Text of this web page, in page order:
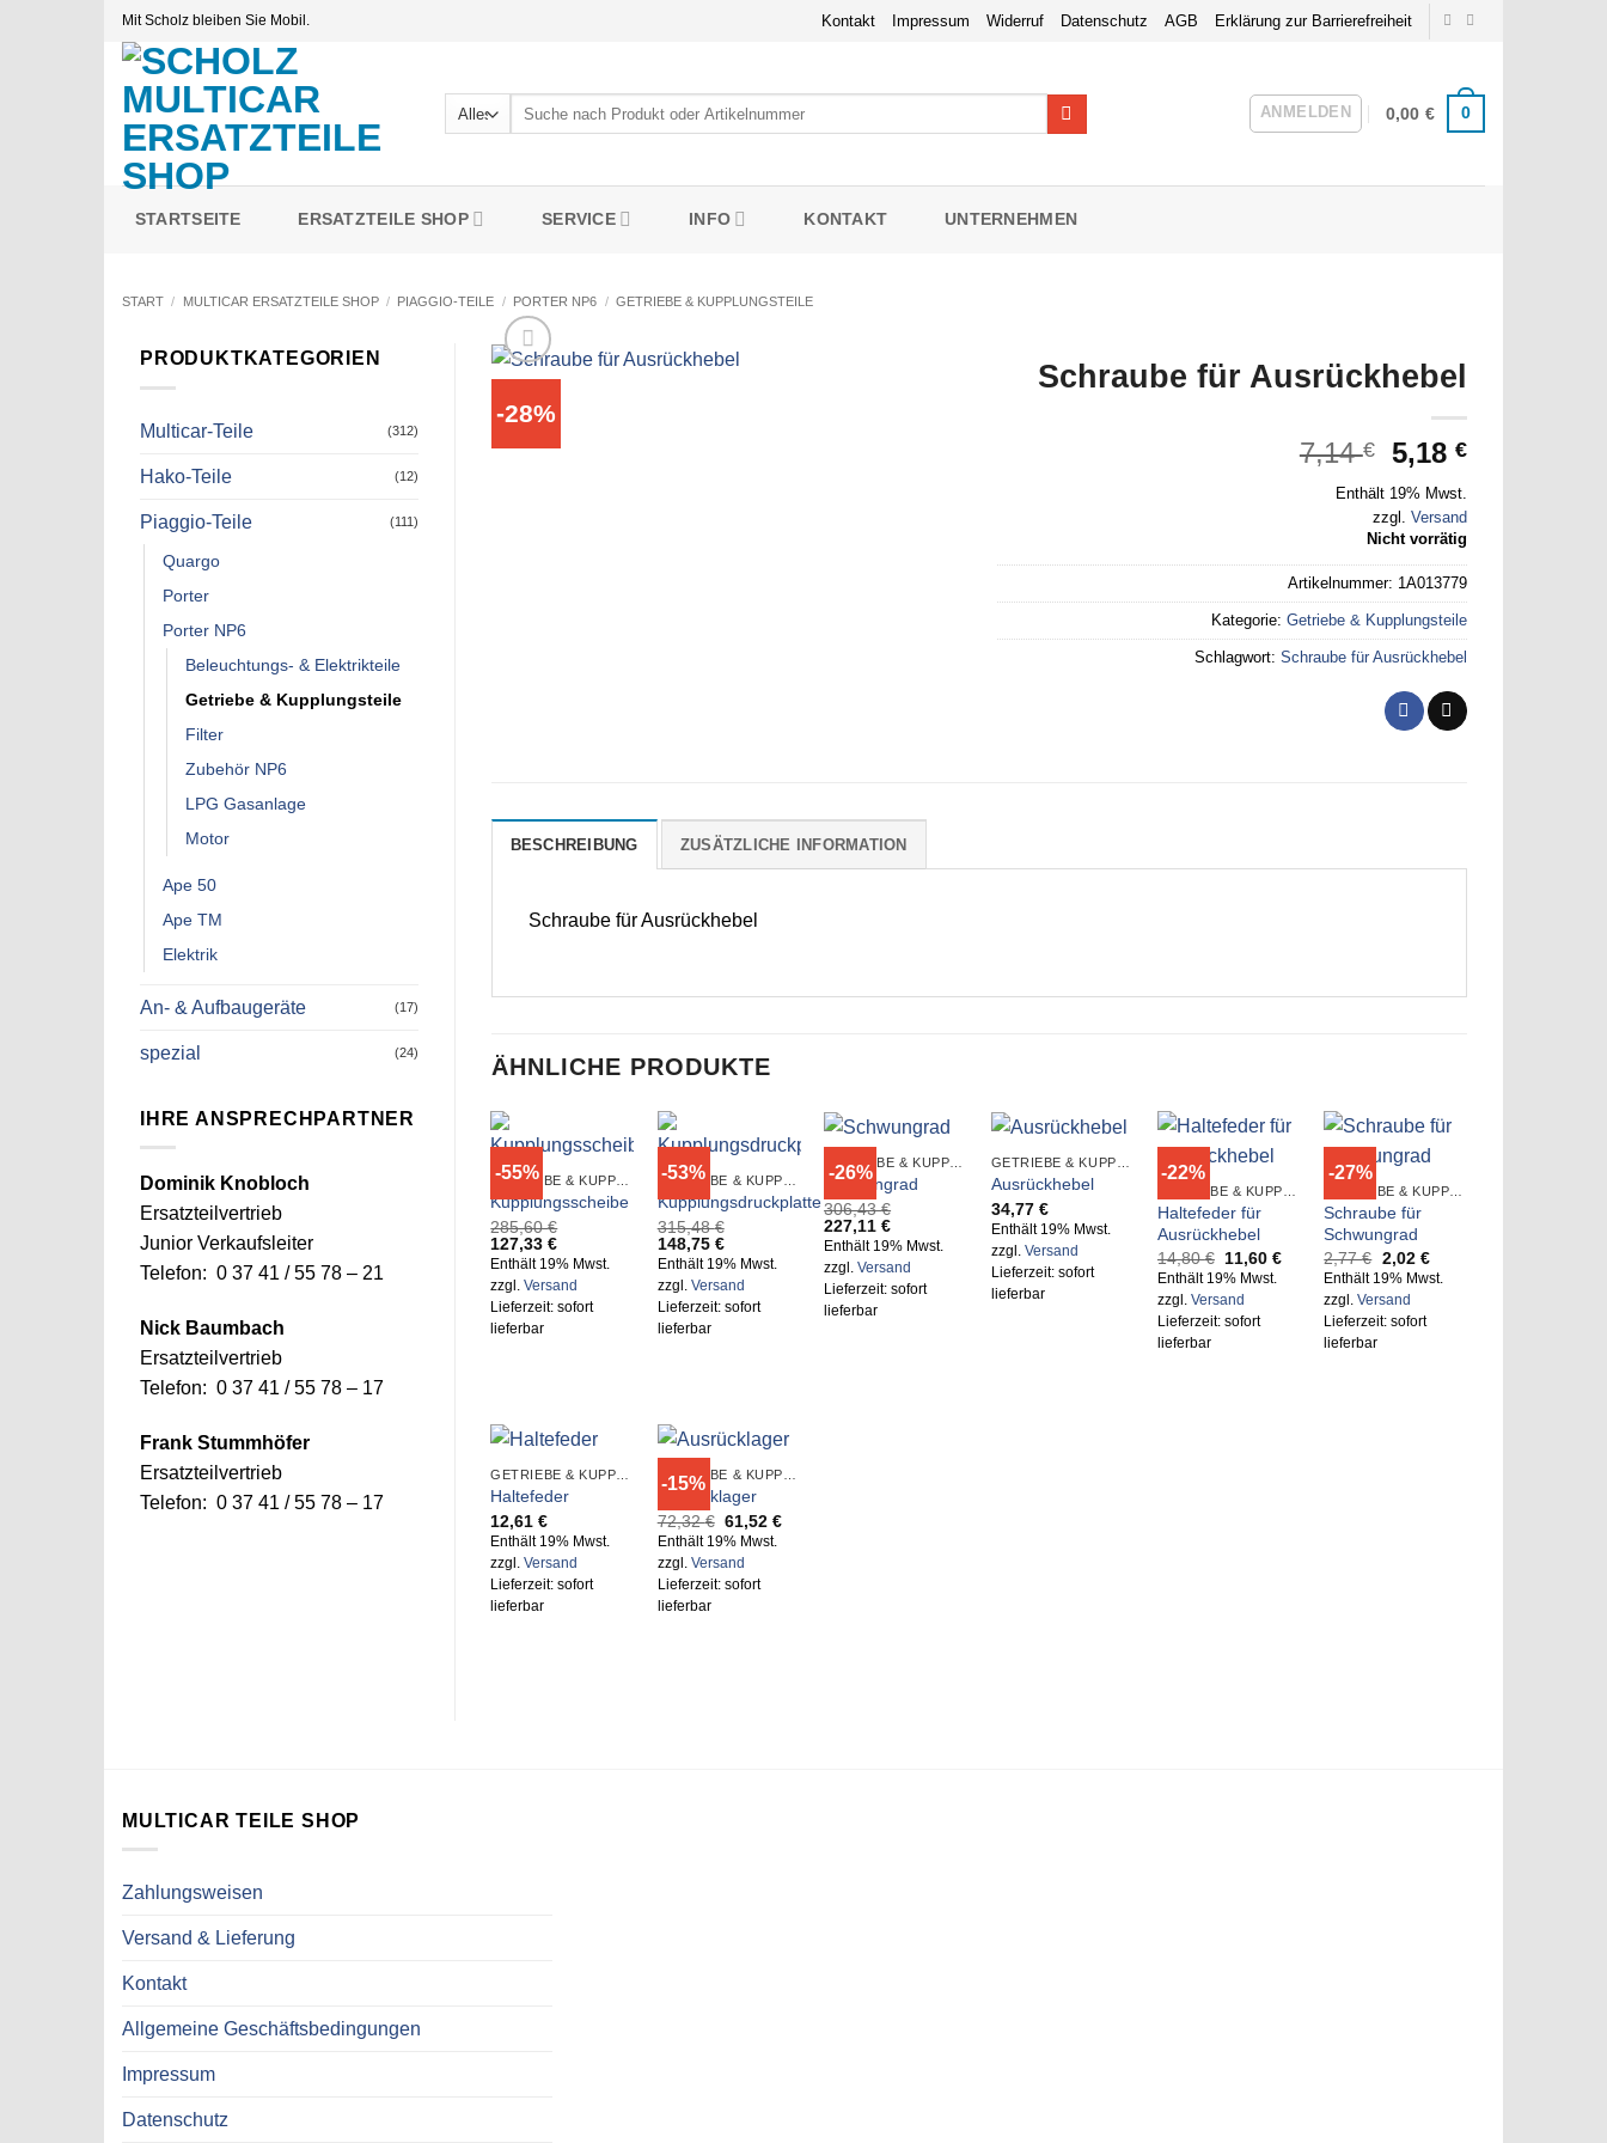
Zum
Inhalt
springen
Mit Scholz bleiben Sie Mobil. Kontakt Impressum Widerruf Datenschutz AGB Erklärung zur Barrierefreiheit
ANMELDEN 0,00€ 0
STARTSEITE ERSATZTEILE SHOP SERVICE INFO KONTAKT UNTERNEHMEN
START / MULTICAR ERSATZTEILE SHOP / PIAGGIO-TEILE / PORTER NP6 / GETRIEBE & KUPPLUNGSTEILE
PRODUKTKATEGORIEN
Multicar-Teile (312)
Hako-Teile (12)
Piaggio-Teile (111)
Quargo
Porter
Porter NP6
Beleuchtungs- & Elektrikteile
Getriebe & Kupplungsteile
Filter
Zubehör NP6
LPG Gasanlage
Motor
Ape 50
Ape TM
Elektrik
An- & Aufbaugeräte (17)
spezial (24)
IHRE ANSPRECHPARTNER
Dominik Knobloch
Ersatzteilvertrieb
Junior Verkaufsleiter
Telefon: 0 37 41 / 55 78 – 21
Nick Baumbach
Ersatzteilvertrieb
Telefon: 0 37 41 / 55 78 – 17
Frank Stummhöfer
Ersatzteilvertrieb
Telefon: 0 37 41 / 55 78 – 17
-28%
Schraube für Ausrückhebel
7,14€
Ursprünglicher
Preis
war:
7,14 €
5,18 €Aktueller
ist:
Enthält 19% Mwst.
zzgl. Versand
Nicht vorrätig
Artikelnummer: 1A013779
Kategorie: Getriebe & Kupplungsteile
Schlagwort: Schraube für Ausrückhebel
BESCHREIBUNG ZUSÄTZLICHE INFORMATION
Schraube für Ausrückhebel
ÄHNLICHE PRODUKTE
-55%
Kupplungsscheibe
285,60€
Ursprünglicher
Preis
war:
285,60 €
127,33€Aktueller
Preis
ist:
127,33 €.
Enthält 19% Mwst.
zzgl.Versand
Lieferzeit: sofort
lieferbar
-53%
Kupplungsdruckplatte
315,48€
Ursprünglicher
Preis
war:
315,48 €
148,75 €Aktueller
Preis
ist:
148,75 €.
Enthält 19% Mwst.
zzgl. Versand
Lieferzeit: sofort
lieferbar
-26%
Schwungrad
306,43€
Ursprünglicher
Preis
war:
306,43 €
227,11€Aktueller
Preis
ist:
227,11 €.
Enthält 19% Mwst.
zzgl.Versand
Lieferzeit: sofort
lieferbar
Ausrückhebel
34,77 €
Enthält 19% Mwst.
zzgl. Versand
Lieferzeit: sofort
lieferbar
-22%
Haltefeder für
Ausrückhebel
14,80€ Ursprünglicher
Preis
war:
14,80 €
11,60€Aktueller
11,60 €.
Enthält 19% Mwst.
zzgl. Versand
Lieferzeit: sofort
lieferbar
-27%
Schraube für
Schwungrad
2,77€ Ursprünglicher
Preis
war:
2,77 €
2,02 €Aktueller
Preis
Enthält 19% Mwst.
zzgl.Versand
Lieferzeit: sofort
lieferbar
Haltefeder
12,61€
Enthält 19% Mwst.
zzgl.Versand
Lieferzeit: sofort
lieferbar
-15%
Ausrücklager
72,32€ Ursprünglicher
Preis
war:
72,32 €
61,52€Aktueller
Enthält 19% Mwst.
zzgl. Versand
Lieferzeit: sofort
lieferbar
MULTICAR TEILE SHOP
Zahlungsweisen
Versand & Lieferung
Kontakt
Allgemeine Geschäftsbedingungen
Impressum
Datenschutz